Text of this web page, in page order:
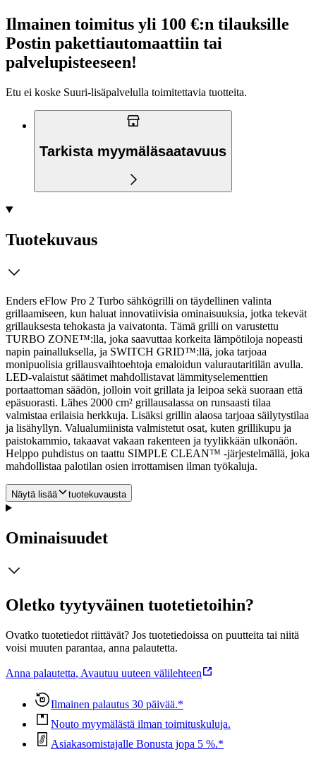
Ilmainen toimitus yli 100 €:n tilauksille
Postin pakettiautomaattiin tai
palvelupisteeseen!
Etu ei koske Suuri‑lisäpalvelulla toimitettavia tuotteita.
Tarkista myymäläsaatavuus
Tuotekuvaus
Enders eFlow Pro 2 Turbo sähkögrilli on täydellinen valinta
grillaamiseen, kun haluat innovatiivisia ominaisuuksia, jotka tekevät
grillauksesta tehokasta ja vaivatonta. Tämä grilli on varustettu
TURBO ZONE™:lla, joka saavuttaa korkeita lämpötiloja nopeasti
napin painalluksella, ja SWITCH GRID™:llä, joka tarjoaa
monipuolisia grillausvaihtoehtoja emaloidun valurautaritilän avulla.
LED-valaistut säätimet mahdollistavat lämmityselementtien
portaattoman säädön, jolloin voit grillata ja leipoa sekä suoraan että
epäsuorasti. Lähes 2000 cm² grillausalassa on runsaasti tilaa
valmistaa erilaisia herkkuja. Lisäksi grillin alaosa tarjoaa säilytystilaa
ja lisähyllyn. Valualumiinista valmistetut osat, kuten grillikupu ja
paistokammio, takaavat vakaan rakenteen ja tyylikkään ulkonäön.
Helppo puhdistus on taattu SIMPLE CLEAN™ -järjestelmällä, joka
mahdollistaa palotilan osien irrottamisen ilman työkaluja.
Näytä lisää tuotekuvausta
Ominaisuudet
Oletko tyytyväinen tuotetietoihin?
Ovatko tuotetiedot riittävät? Jos tuotetiedoissa on puutteita tai niitä
voisi muuten parantaa, anna palautetta.
Anna palautetta, Avautuu uuteen välilehteen
Ilmainen palautus 30 päivää.*
Nouto myymälästä ilman toimituskuluja.
Asiakasomistajalle Bonusta jopa 5 %.*